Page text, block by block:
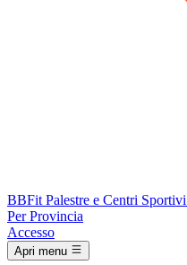
BBFit Palestre e Centri
Per Provincia
Accesso
Apri menu